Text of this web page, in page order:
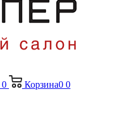
0 Корзина0 0